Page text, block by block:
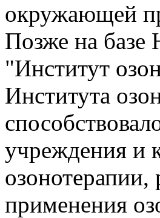
окружающей
Позже на базе
"Институт
Института
учреждения и
озонотерапии,
применения